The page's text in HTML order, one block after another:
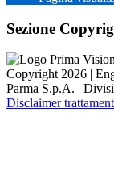
Sezione
Copyright 2026 |
Parma S.p.A. |
Disclaimer